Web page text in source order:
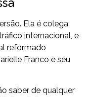
Ela é colega
internacional, e
reformado
Franco e seu
saber de qualquer